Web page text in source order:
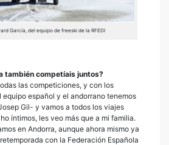
García, del equipo de freeski de la RFEDI
también competíais juntos?
las competiciones, y con los
equipo español y el andorrano tenemos
Gil- y vamos a todos los viajes
íntimos, les veo más que a mi familia.
en Andorra, aunque ahora mismo ya
con la Federación Española